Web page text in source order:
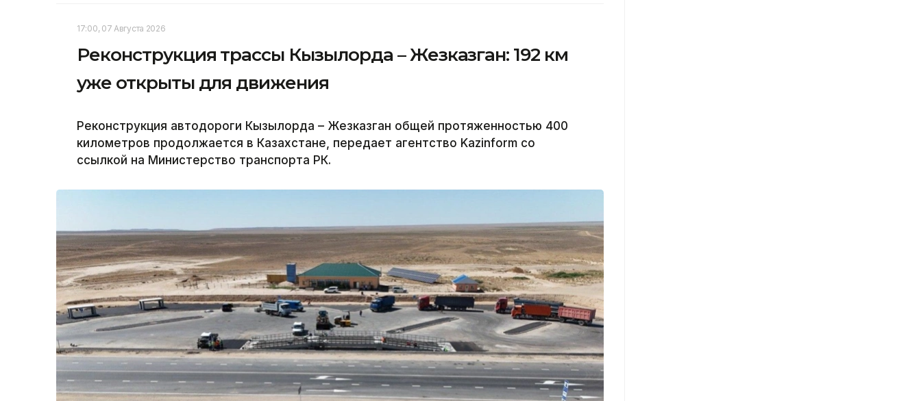
17:00, 07 Августа 2026
Реконструкция трассы Кызылорда – Жезказган: 192 км
уже открыты для движения
Реконструкция автодороги Кызылорда – Жезказган общей протяженностью 400
километров продолжается в Казахстане, передает агентство Kazinform со
ссылкой на Министерство транспорта РК.